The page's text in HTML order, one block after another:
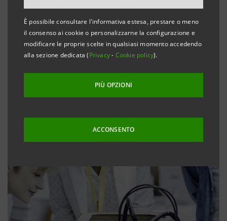
È possibile consultare l'informativa estesa, prestare o meno
il consenso ai cookie o personalizzarne la configurazione e
modificare le proprie scelte in qualsiasi momento accedendo
alla sezione dedicata (Privacy- Cookie policy).
PIÙ OPZIONI
ACCONSENTO